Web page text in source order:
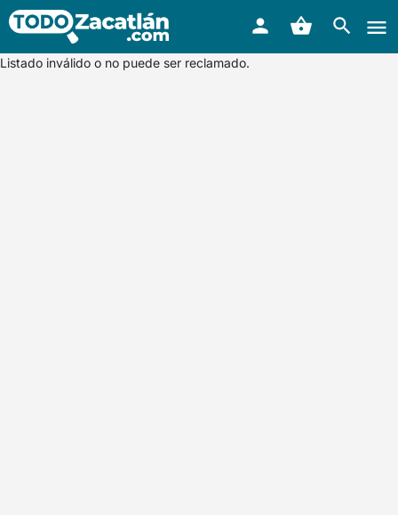
Listado inválido o no puede ser reclamado.